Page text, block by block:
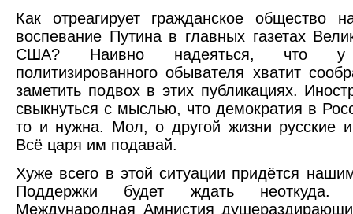
Как отреагирует гражданское общество
воспевание Путина в главных газетах
США? Наивно надеяться, что у
политизированного обывателя хватит
заметить подвох в этих публикациях.
свыкнуться с мыслью, что демократия в
то и нужна. Мол, о другой жизни русские
Всё царя им подавай.
Хуже всего в этой ситуации придётся
Поддержки будет ждать неоткуда.
Международная Амнистия